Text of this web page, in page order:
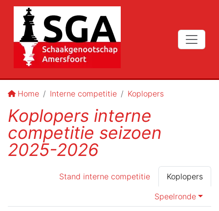
Home Interne competitie Koplopers
Koplopers interne
competitie seizoen
2025-2026
Stand interne competitie Koplopers
Speelronde